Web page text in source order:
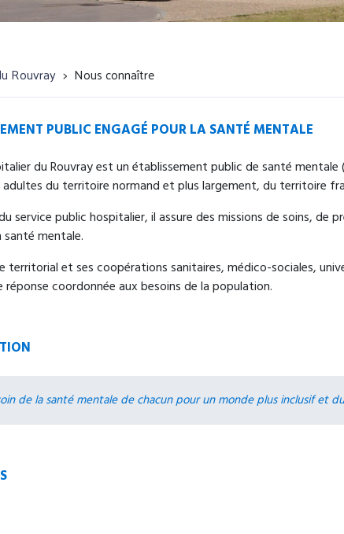
Rouvray Nous connaître
PUBLIC ENGAGÉ POUR LA SANTÉ MENTALE
du Rouvray est un établissement public de santé mentale
du territoire normand et plus largement, du territoire
service public hospitalier, il assure des missions de soins, de
santé mentale.
territorial et ses coopérations sanitaires, médico-sociales,
réponse coordonnée aux besoins de la population.
de la santé mentale de chacun pour un monde plus inclusif et